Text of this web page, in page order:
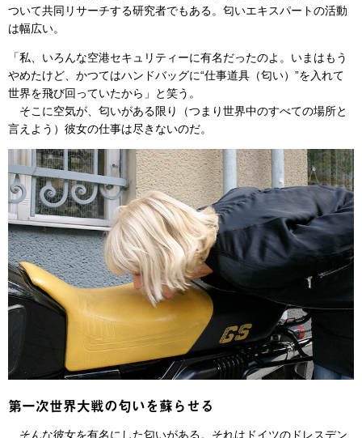
ついて共同リサーチする研究者でもある。匂いエキスパートの活動
は幅広い。
「私、いろんな空港セキュリティーに有名だったのよ。いまはもう
やめたけど、かつてはハンドバッグに“仕事道具（匂い）”を入れて
世界を飛び回っていたから」と笑う。
そこに空気が、匂いがある限り（つまり世界中のすべての場所と
言えよう）彼女の仕事は尽きないのだ。
第一次世界大戦の匂いを蘇らせる
そんな彼女を有名にした匂いがある。それはドイツのドレスデン